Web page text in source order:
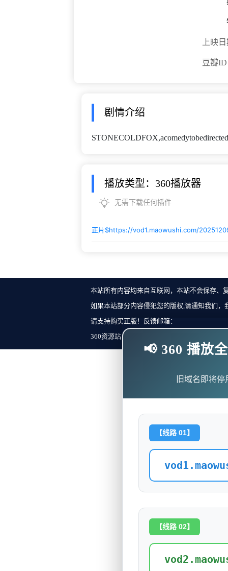
上映
豆瓣
剧情介绍
播放类型：360播放器
无需下载任何插件
正片$https://vod1.maowushi.com/
本站所有内容均来自互联网，本站不会保存、
如果本站部分内容侵犯您的版权,请通知我们
请支持购买正版！反馈邮箱：
360资源站 Copyright ©2018-2023 All Rights
📢 360 播放
旧域名即将
【线路 01】
【线路 02】